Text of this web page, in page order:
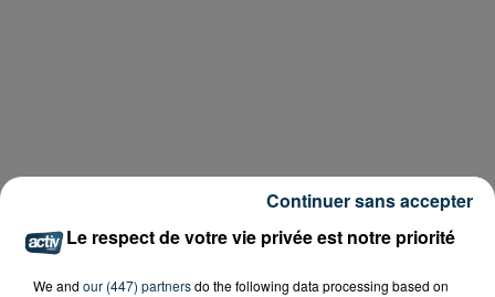
Le respect de votre vie privée est notre priorité
We and our (447) partnersdo the following data processing based on
Continuer sans accepter